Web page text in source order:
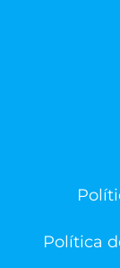
Política